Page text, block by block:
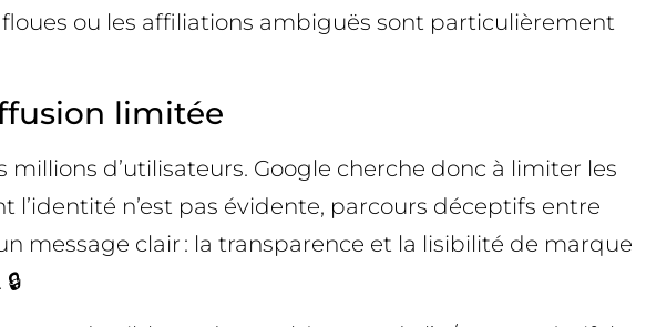
ou les affiliations ambiguës sont particulièrement
limitée
d’utilisateurs. Google cherche donc à limiter les
n’est pas évidente, parcours déceptifs entre
message clair : la transparence et la lisibilité de marque